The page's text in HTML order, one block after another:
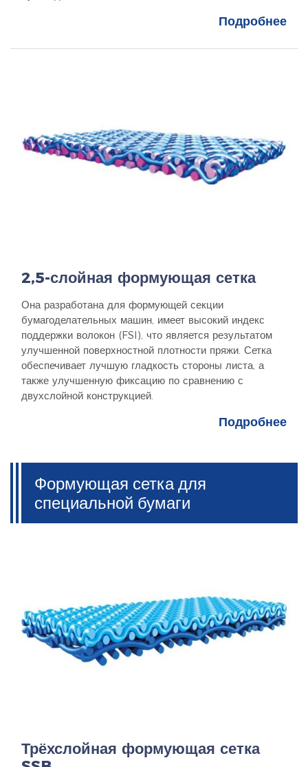
Подробнее
2,5-слойная формующая сетка
Она разработана для формующей секции
бумагоделательных машин, имеет высокий индекс
поддержки волокон (FSI), что является результатом
улучшенной поверхностной плотности пряжи. Сетка
обеспечивает лучшую гладкость стороны листа, а
также улучшенную фиксацию по сравнению с
двухслойной конструкцией.
Подробнее
Формующая сетка для
специальной бумаги
Трёхслойная формующая сетка